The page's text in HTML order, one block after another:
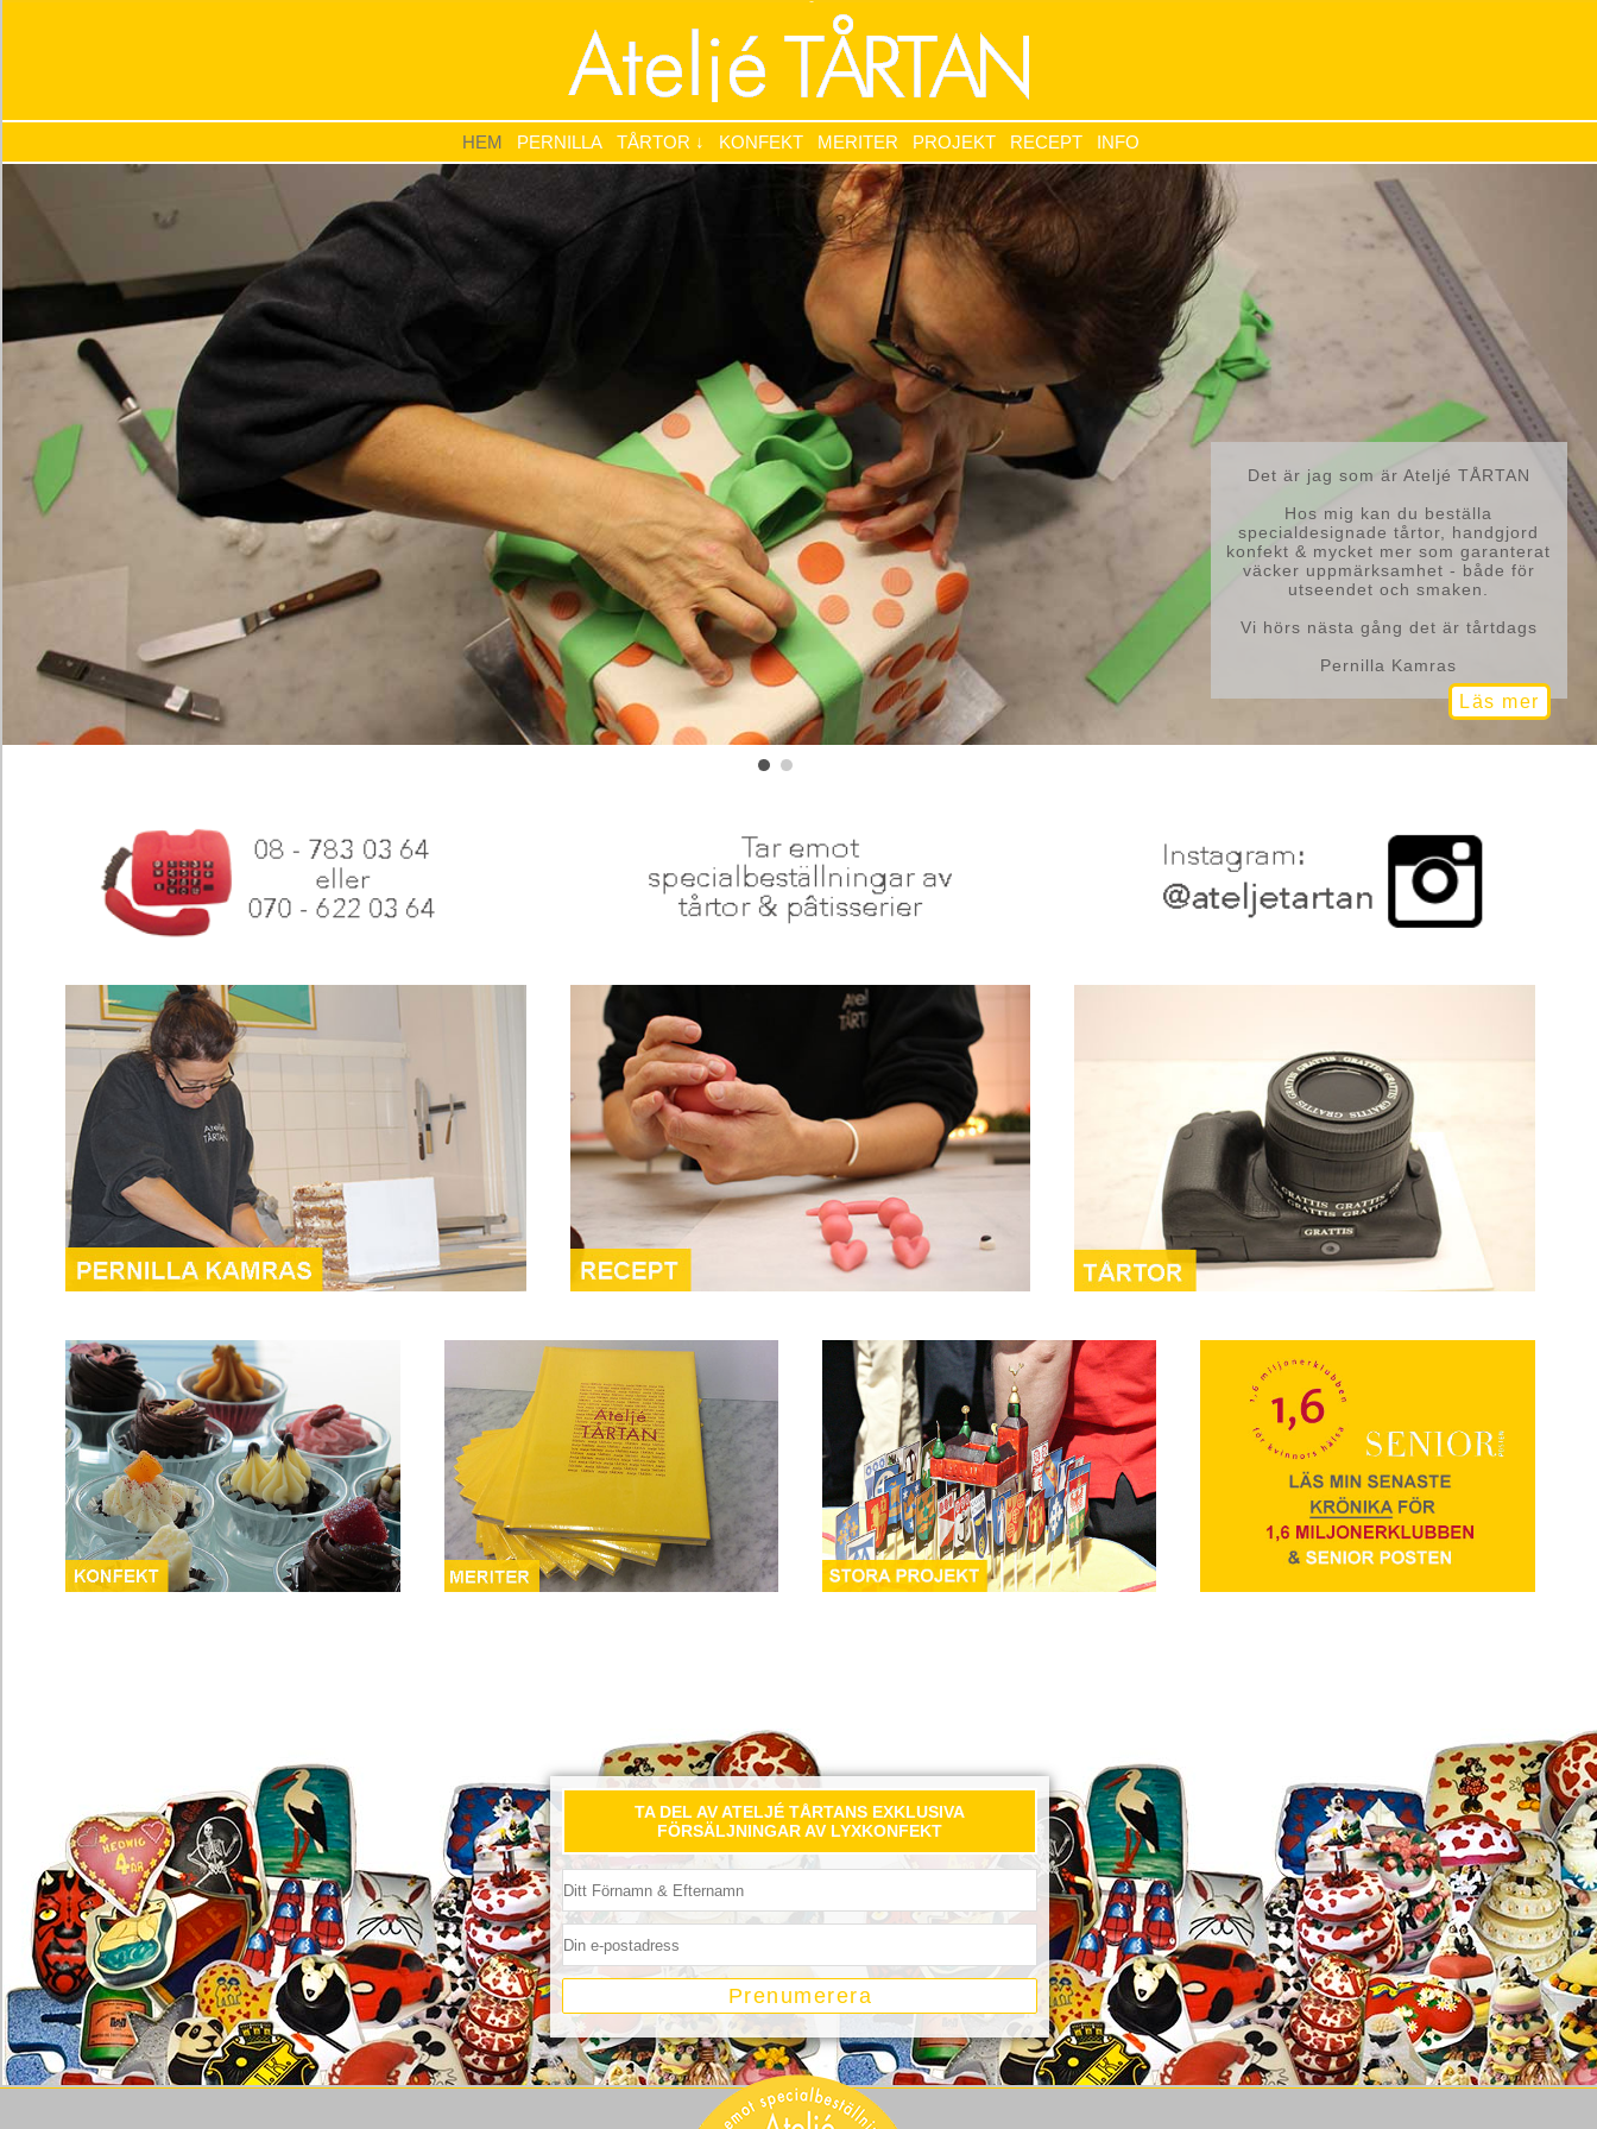
Ateljé TÅRTAN
Specialdesignade tårtor Riddargatan 51, Stockholm 08- 783 03 64 eller 070- 622 03 64
HEM PERNILLA TÅRTOR ↓ KONFEKT MERITER PROJEKT RECEPT INFO
Det är jag som är Ateljé TÅRTAN
Hos mig kan du beställa
specialdesignade tårtor, handgjord
konfekt & mycket mer som garanterat
väcker uppmärksamhet - både för
utseendet och smaken.
Vi hörs nästa gång det är tårtdags
Pernilla Kamras
Läs mer
TA DEL AV ATELJÉ TÅRTANS EXKLUSIVA
FÖRSÄLJNINGAR AV LYXKONFEKT